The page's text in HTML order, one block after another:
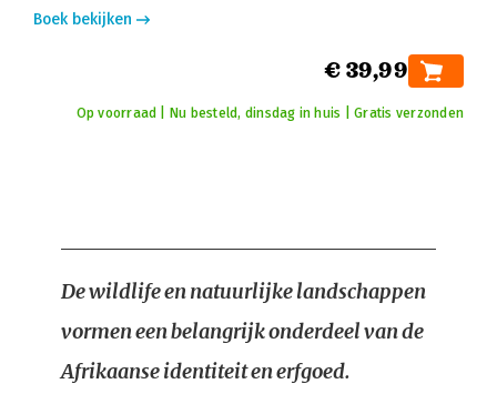
Boek bekijken
€ 39,99
Op voorraad | Nu besteld, dinsdag in huis | Gratis verzonden
De wildlife en natuurlijke landschappen
vormen een belangrijk onderdeel van de
Afrikaanse identiteit en erfgoed.